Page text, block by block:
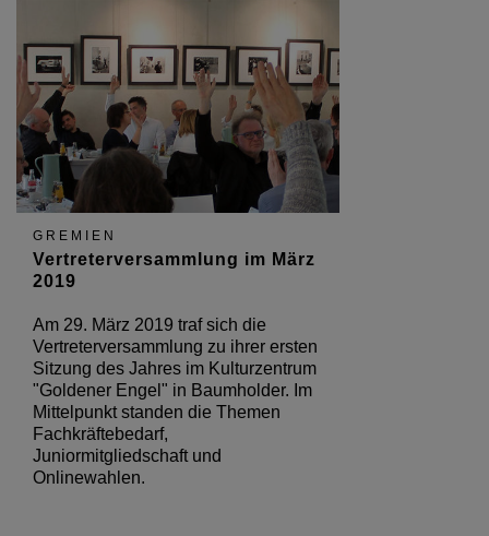
GREMIEN
Vertreterversammlung im März
2019
Am 29. März 2019 traf sich die
Vertreterversammlung zu ihrer ersten
Sitzung des Jahres im Kulturzentrum
"Goldener Engel" in Baumholder. Im
Mittelpunkt standen die Themen
Fachkräftebedarf,
Juniormitgliedschaft und
Onlinewahlen.